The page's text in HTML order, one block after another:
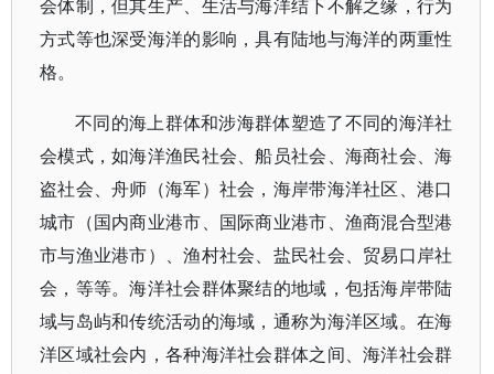
会体制，但其生产、生活与海洋结下不解之缘，行为
方式等也深受海洋的影响，具有陆地与海洋的两重性
格。
不同的海上群体和涉海群体塑造了不同的海洋社
会模式，如海洋渔民社会、船员社会、海商社会、海
盗社会、舟师（海军）社会，海岸带海洋社区、港口
城市（国内商业港市、国际商业港市、渔商混合型港
市与渔业港市）、渔村社会、盐民社会、贸易口岸社
会，等等。海洋社会群体聚结的地域，包括海岸带陆
域与岛屿和传统活动的海域，通称为海洋区域。在海
洋区域社会内，各种海洋社会群体之间、海洋社会群